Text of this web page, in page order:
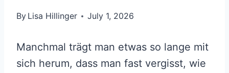
By Lisa Hillinger July 1, 2026
Manchmal trägt man etwas so lange mit
sich herum, dass man fast vergisst, wie